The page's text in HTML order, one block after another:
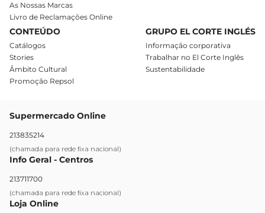
As Nossas Marcas
Livro de Reclamações Online
CONTEÚDO
Catálogos
Stories
Âmbito Cultural
Promoção Repsol
GRUPO EL CORTE INGLÉS
Informação corporativa
Trabalhar no El Corte Inglês
Sustentabilidade
Supermercado Online
213835214
(chamada para rede fixa nacional)
Info Geral - Centros
213711700
(chamada para rede fixa nacional)
Loja Online